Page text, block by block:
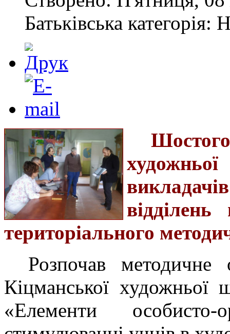
Батьківська категорія:
територіального
Розпочав методичне
Кіцманської
«Елементи особисто-